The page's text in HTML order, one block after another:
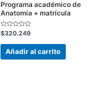
Programa académico de
Anatomía + matrícula
Valorado
con
0
$320.249
Añadir al carrito